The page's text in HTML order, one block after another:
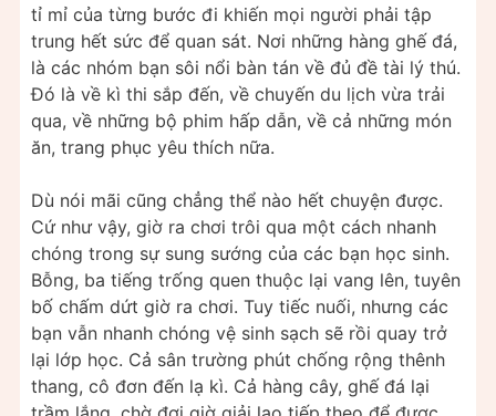
tỉ mỉ của từng bước đi khiến mọi người phải tập
trung hết sức để quan sát. Nơi những hàng ghế đá,
là các nhóm bạn sôi nổi bàn tán về đủ đề tài lý thú.
Đó là về kì thi sắp đến, về chuyến du lịch vừa trải
qua, về những bộ phim hấp dẫn, về cả những món
ăn, trang phục yêu thích nữa.
Dù nói mãi cũng chẳng thể nào hết chuyện được.
Cứ như vậy, giờ ra chơi trôi qua một cách nhanh
chóng trong sự sung sướng của các bạn học sinh.
Bỗng, ba tiếng trống quen thuộc lại vang lên, tuyên
bố chấm dứt giờ ra chơi. Tuy tiếc nuối, nhưng các
bạn vẫn nhanh chóng vệ sinh sạch sẽ rồi quay trở
lại lớp học. Cả sân trường phút chống rộng thênh
thang, cô đơn đến lạ kì. Cả hàng cây, ghế đá lại